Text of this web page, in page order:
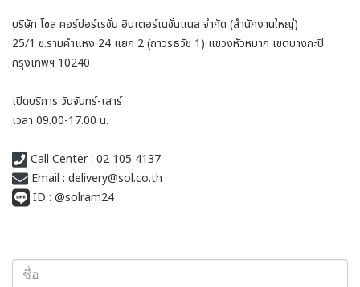
บริษัท โซล คอร์ปอร์เรชั่น อินเตอร์เนชั่นแนล จำกัด (สำนักงานใหญ่)
25/1 ซ.รามคำแหง 24 แยก 2 (ถาวรธวัช 1) แขวงหัวหมาก เขตบางกะปิ
กรุงเทพฯ 10240
เปิดบริการ วันจันทร์-เสาร์
เวลา 09.00-17.00 น.
Call Center : 02 105 4137
Email : delivery@sol.co.th
ID : @solram24